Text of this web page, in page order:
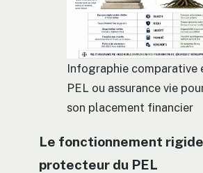
Infographie comparative
PEL ou assurance vie
son placement financier
Le fonctionnement
protecteur du PEL